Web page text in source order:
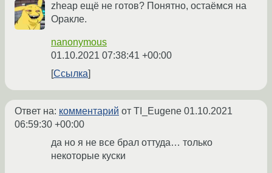
zheap ещё не готов? Понятно, остаёмся на
Оракле.
nanonymous
01.10.2021 07:38:41 +00:00
Ссылка
Ответ на: комментарий от TI_Eugene 01.10.2021
06:59:30 +00:00
да но я не все брал оттуда… только
некоторые куски